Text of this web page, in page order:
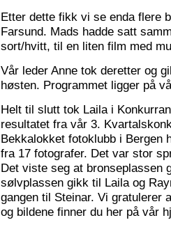
Etter dette fikk vi se enda flere
Farsund. Mads hadde satt
sort/hvitt, til en liten film med
Vår leder Anne tok deretter og
høsten. Programmet ligger på
Helt til slutt tok Laila i
resultatet fra vår 3.
Bekkalokket fotoklubb i
fra 17 fotografer. Det var stor
Det viste seg at bronseplassen
sølvplassen gikk til Laila og
gangen til Steinar. Vi gratulerer
og bildene finner du her på vår